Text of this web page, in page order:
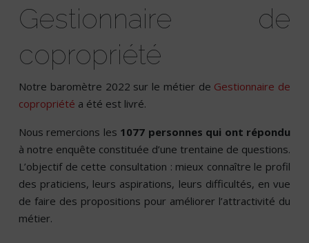
Gestionnaire de
copropriété
Notre baromètre 2022 sur le métier de Gestionnaire de
copropriété a été est livré.
Nous remercions les 1077 personnes qui ont répondu
à notre enquête constituée d’une trentaine de questions.
L’objectif de cette consultation : mieux connaître le profil
des praticiens, leurs aspirations, leurs difficultés, en vue
de faire des propositions pour améliorer l’attractivité du
métier.